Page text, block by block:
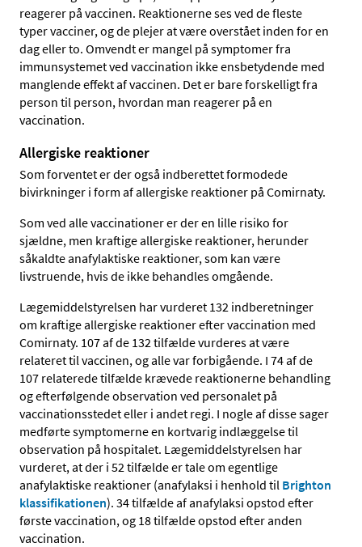
reagerer på vaccinen. Reaktionerne ses ved de fleste
typer vacciner, og de plejer at være overstået inden for en
dag eller to. Omvendt er mangel på symptomer fra
immunsystemet ved vaccination ikke ensbetydende med
manglende effekt af vaccinen. Det er bare forskelligt fra
person til person, hvordan man reagerer på en
vaccination.
Allergiske reaktioner
Som forventet er der også indberettet formodede
bivirkninger i form af allergiske reaktioner på Comirnaty.
Som ved alle vaccinationer er der en lille risiko for
sjældne, men kraftige allergiske reaktioner, herunder
såkaldte anafylaktiske reaktioner, som kan være
livstruende, hvis de ikke behandles omgående.
Lægemiddelstyrelsen har vurderet 132 indberetninger
om kraftige allergiske reaktioner efter vaccination med
Comirnaty. 107 af de 132 tilfælde vurderes at være
relateret til vaccinen, og alle var forbigående. I 74 af de
107 relaterede tilfælde krævede reaktionerne behandling
og efterfølgende observation ved personalet på
vaccinationsstedet eller i andet regi. I nogle af disse sager
medførte symptomerne en kortvarig indlæggelse til
observation på hospitalet. Lægemiddelstyrelsen har
vurderet, at der i 52 tilfælde er tale om egentlige
anafylaktiske reaktioner (anafylaksi i henhold til Brighton
klassifikationen). 34 tilfælde af anafylaksi opstod efter
første vaccination, og 18 tilfælde opstod efter anden
vaccination.